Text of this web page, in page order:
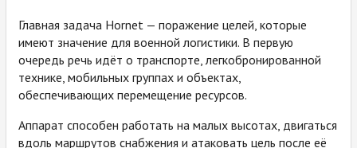
Главная задача Hornet — поражение целей, которые
имеют значение для военной логистики. В первую
очередь речь идёт о транспорте, легкобронированной
технике, мобильных группах и объектах,
обеспечивающих перемещение ресурсов.
Аппарат способен работать на малых высотах, двигаться
вдоль маршрутов снабжения и атаковать цель после её